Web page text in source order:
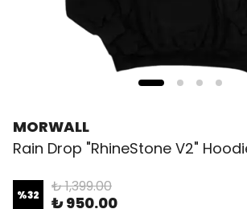
MORWALL
Rain Drop "RhineStone V2"
%32 ₺ 1,399.00
₺ 950.00